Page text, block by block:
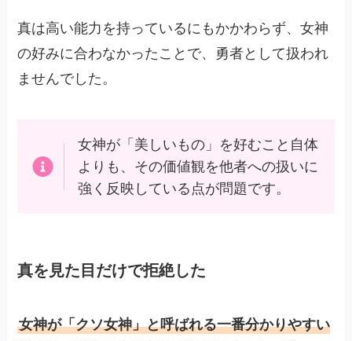
真は高い能力を持っているにもかかわらず、女神
の好みに合わなかったことで、勇者として扱われ
ませんでした。
女神が「美しいもの」を好むこと自体
よりも、その価値観を他者への扱いに
強く反映している点が問題です。
真を見た目だけで拒絶した
女神が「クソ女神」と呼ばれる一番分かりやすい